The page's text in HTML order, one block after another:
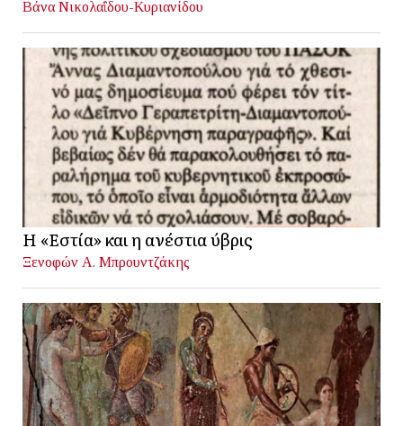
Βάνα Νικολαΐδου-Κυριανίδου
Η «Εστία» και η ανέστια ύβρις
Ξενοφών Α. Μπρουντζάκης